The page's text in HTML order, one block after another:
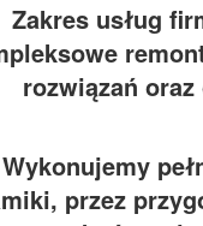
Zakres usług
rozwiązań
Wykonujemy
przez